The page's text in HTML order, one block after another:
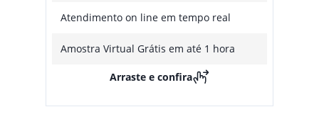
Atendimento on line em tempo real
Amostra Virtual Grátis em até 1 hora
Arraste e confira